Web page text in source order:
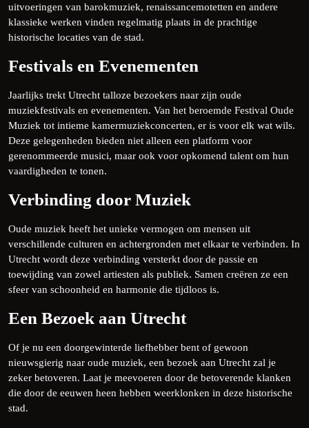
uitvoeringen van barokmuziek, renaissancemotetten en andere
klassieke werken vinden regelmatig plaats in de prachtige
historische locaties van de stad.
Festivals en Evenementen
Jaarlijks trekt Utrecht talloze bezoekers naar zijn oude
muziekfestivals en evenementen. Van het beroemde Festival Oude
Muziek tot intieme kamermuziekconcerten, er is voor elk wat wils.
Deze gelegenheden bieden niet alleen een platform voor
gerenommeerde musici, maar ook voor opkomend talent om hun
vaardigheden te tonen.
Verbinding door Muziek
Oude muziek heeft het unieke vermogen om mensen uit
verschillende culturen en achtergronden met elkaar te verbinden. In
Utrecht wordt deze verbinding versterkt door de passie en
toewijding van zowel artiesten als publiek. Samen creëren ze een
sfeer van schoonheid en harmonie die tijdloos is.
Een Bezoek aan Utrecht
Of je nu een doorgewinterde liefhebber bent of gewoon
nieuwsgierig naar oude muziek, een bezoek aan Utrecht zal je
zeker betoveren. Laat je meevoeren door de betoverende klanken
die door de eeuwen heen hebben weerklonken in deze historische
stad.